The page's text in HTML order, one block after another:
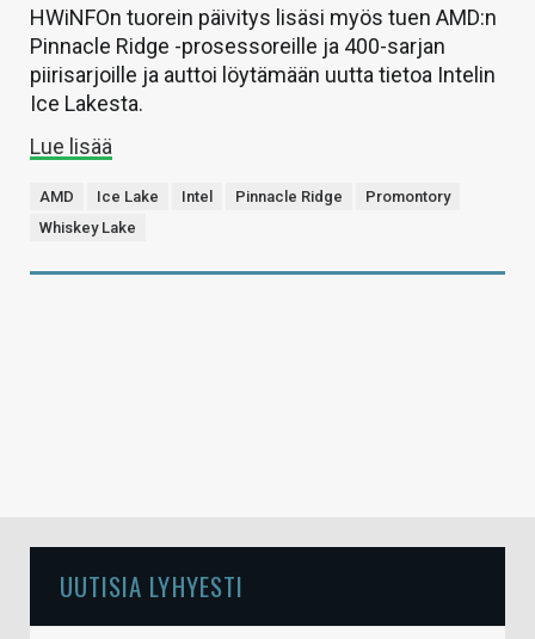
HWiNFOn tuorein päivitys lisäsi myös tuen AMD:n
Pinnacle Ridge -prosessoreille ja 400-sarjan
piirisarjoille ja auttoi löytämään uutta tietoa Intelin
Ice Lakesta.
Lue lisää
AMD Ice Lake Intel Pinnacle Ridge
Promontory
Whiskey Lake
UUTISIA LYHYESTI